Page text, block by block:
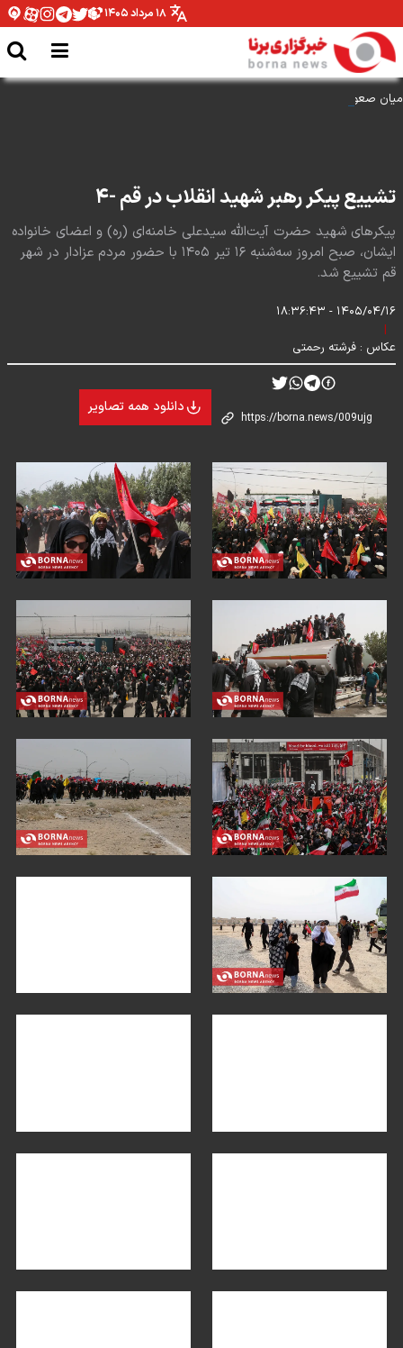
۱۸ مرداد ۱۴۰۵
میان صعود و سقوط
تشییع پیکر رهبر شهید انقلاب در قم -۴
پیکرهای شهید حضرت آیت‌الله سیدعلی خامنه‌ای (ره) و اعضای خانواده
ایشان، صبح امروز سه‌شنبه ۱۶ تیر ۱۴۰۵ با حضور مردم عزادار در شهر
قم تشییع شد.
عکاس : فرشته رحمتی
|
۱۴۰۵/۰۴/۱۶ - ۱۸:۳۶:۴۳
دانلود همه تصاویر